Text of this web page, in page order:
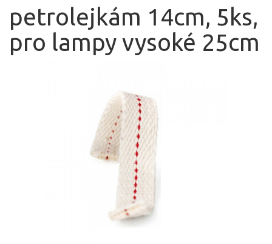
petrolejkám 14cm, 5ks,
pro lampy vysoké 25cm